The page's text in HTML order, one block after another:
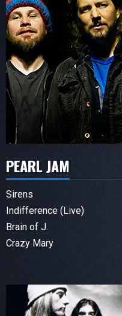
PEARL JAM
Sirens
Indifference (Live)
Brain of J.
Crazy Mary